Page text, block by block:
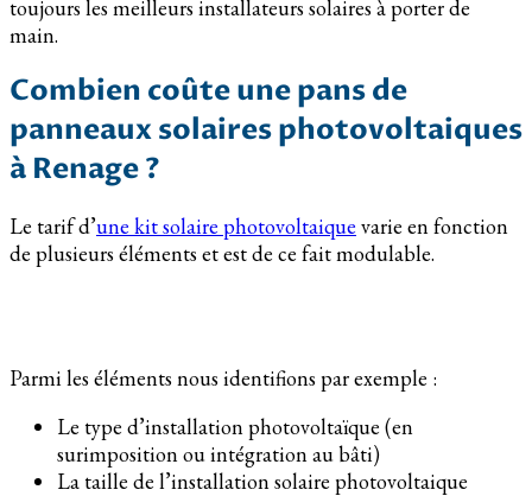
toujours les meilleurs installateurs solaires à porter de
main.
Combien coûte une pans de
panneaux solaires photovoltaiques
à Renage ?
Le tarif d’une kit solaire photovoltaique varie en fonction
de plusieurs éléments et est de ce fait modulable.
Parmi les éléments nous identifions par exemple :
Le type d’installation photovoltaïque (en
surimposition ou intégration au bâti)
La taille de l’installation solaire photovoltaique